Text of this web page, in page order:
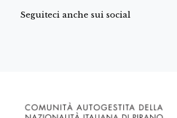
Seguiteci anche sui social